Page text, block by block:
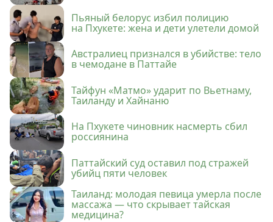
Пьяный белорус избил полицию
на Пхукете: жена и дети улетели домой
Австралиец признался в убийстве: тело
в чемодане в Паттайе
Тайфун «Матмо» ударит по Вьетнаму,
Таиланду и Хайнаню
На Пхукете чиновник насмерть сбил
россиянина
Паттайский суд оставил под стражей
убийц пяти человек
Таиланд: молодая певица умерла после
массажа — что скрывает тайская
медицина?